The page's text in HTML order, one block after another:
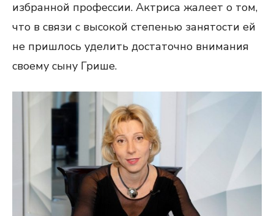
избранной профессии. Актриса жалеет о том,
что в связи с высокой степенью занятости ей
не пришлось уделить достаточно внимания
своему сыну Грише.